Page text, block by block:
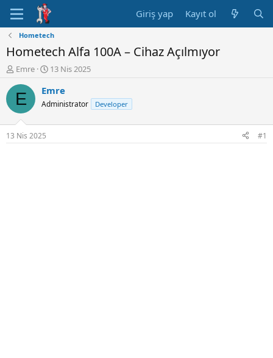
Giriş yap Kayıt ol
Hometech
Hometech Alfa 100A – Cihaz Açılmıyor
K
n
u
y
u
B
a
Emre
B
ş
l
n
ı
13 Nis 2025
E Emre
Administrator Developer
13 Nis 2025 #1